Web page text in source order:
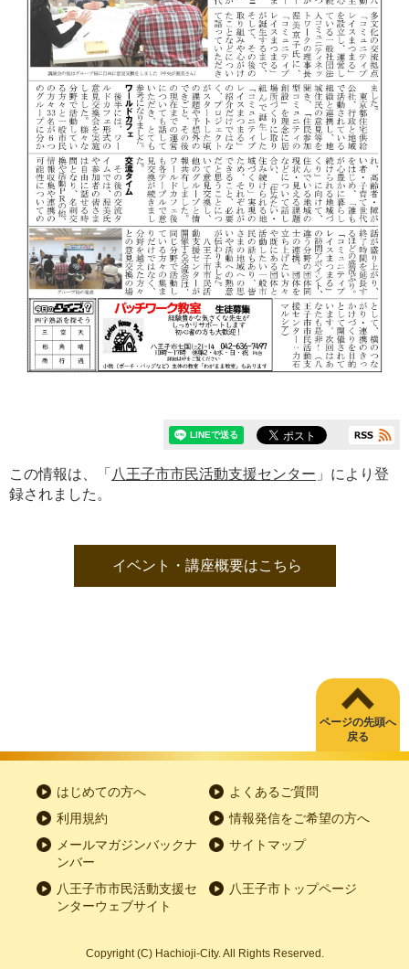
この情報は、「 八王子市市民活動支援センター 」により登
録されました。
イベント・講座概要はこちら
ページの先頭へ
戻る
はじめての方へ
よくあるご質問
利用規約
情報発信をご希望の方へ
メールマガジンバックナ
ンバー
サイトマップ
八王子市市民活動支援セ
ンターウェブサイト
八王子市トップページ
Copyright(C) Hachioji-City. All Rights Reserved.